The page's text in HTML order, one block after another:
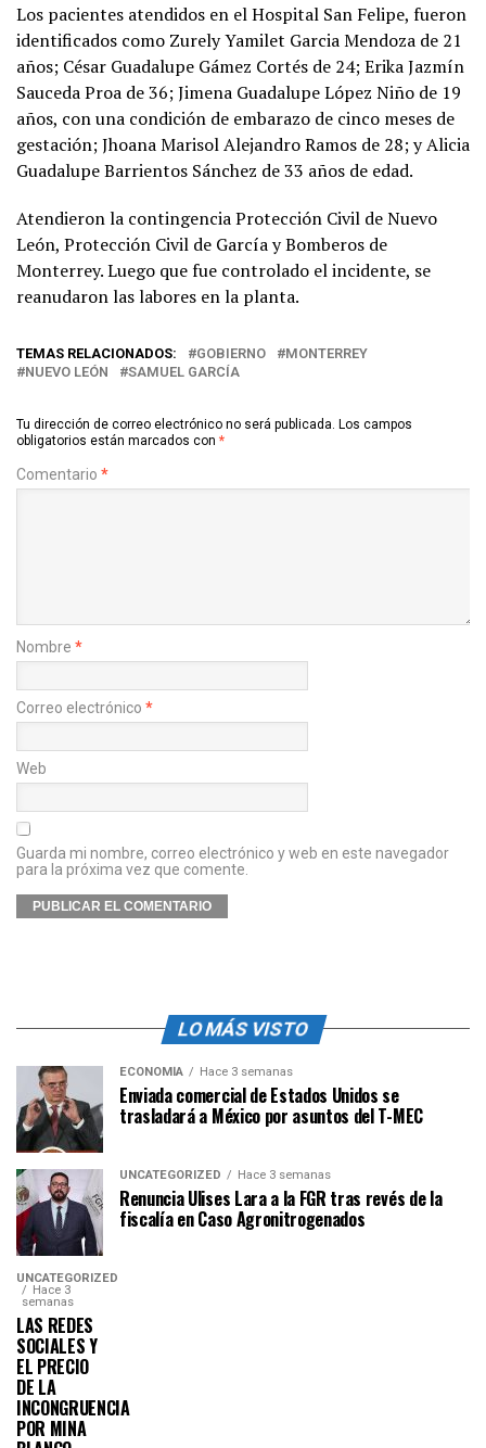
Los pacientes atendidos en el Hospital San Felipe, fueron
identificados como Zurely Yamilet Garcia Mendoza de 21
años; César Guadalupe Gámez Cortés de 24; Erika Jazmín
Sauceda Proa de 36; Jimena Guadalupe López Niño de 19
años, con una condición de embarazo de cinco meses de
gestación; Jhoana Marisol Alejandro Ramos de 28; y Alicia
Guadalupe Barrientos Sánchez de 33 años de edad.
Atendieron la contingencia Protección Civil de Nuevo
León, Protección Civil de García y Bomberos de
Monterrey. Luego que fue controlado el incidente, se
reanudaron las labores en la planta.
TEMAS RELACIONADOS: GOBIERNO
MONTERREY
NUEVO LEÓN
SAMUEL GARCÍA
Tu dirección de correo electrónico no será publicada. Los campos
obligatorios están marcados con *
Comentario *
Nombre *
Correo electrónico *
Web
Guarda mi nombre, correo electrónico y web en este navegador
para la próxima vez que comente.
LO MÁS VISTO
ECONOMÍA Hace 3 semanas
Enviada comercial de Estados Unidos se
trasladará a México por asuntos del T-MEC
UNCATEGORIZED Hace 3 semanas
Renuncia Ulises Lara a la FGR tras revés de la
fiscalía en Caso Agronitrogenados
UNCATEGORIZED
Hace 3
semanas
LAS REDES
SOCIALES Y
EL PRECIO
DE LA
INCONGRUENCIA
POR MINA